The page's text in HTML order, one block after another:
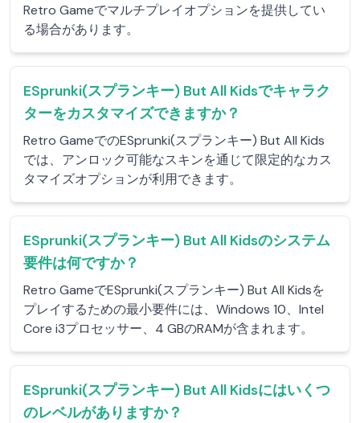
Retro Gameでマルチプレイオプションを提供してい
る場合があります。
ESprunki(スプランキー) But All Kidsでキャラク
ターをカスタマイズできますか？
Retro GameでのESprunki(スプランキー) But All Kids
では、アンロック可能なスキンを通じて限定的なカス
タマイズオプションが利用できます。
ESprunki(スプランキー) But All Kidsのシステム
要件は何ですか？
Retro GameでESprunki(スプランキー) But All Kidsを
プレイするための最小要件には、Windows 10、Intel
Core i3プロセッサー、4 GBのRAMが含まれます。
ESprunki(スプランキー) But All Kidsにはいくつ
のレベルがありますか？